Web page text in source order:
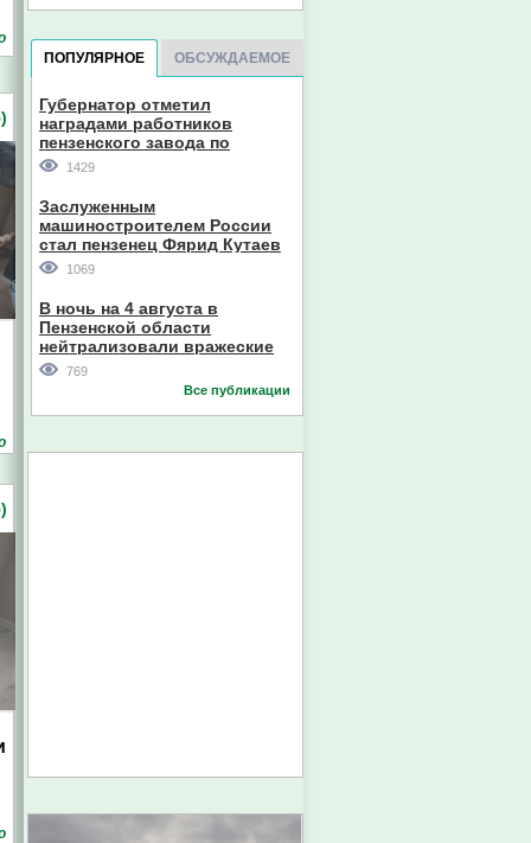
ПОПУЛЯРНОЕ ОБСУЖДАЕМОЕ
Губернатор отметил
наградами работников
пензенского завода по
производству станков
1429
Заслуженным
машиностроителем России
стал пензенец Фярид Кутаев
1069
В ночь на 4 августа в
Пензенской области
нейтрализовали вражеские
дроны
769
Все публикации